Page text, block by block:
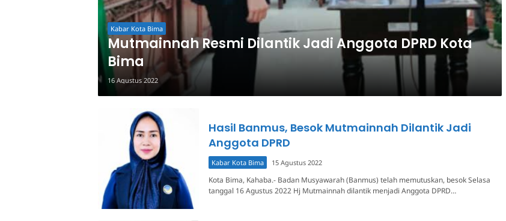
Kabar Kota Bima
Mutmainnah Resmi Dilantik Jadi Anggota DPRD Kota
Bima
16 Agustus 2022
Hasil Banmus, Besok Mutmainnah Dilantik Jadi
Anggota DPRD
Kabar Kota Bima 15 Agustus 2022
Kota Bima, Kahaba.- Badan Musyawarah (Banmus) telah memutuskan, besok Selasa
tanggal 16 Agustus 2022 Hj Mutmainnah dilantik menjadi Anggota DPRD…